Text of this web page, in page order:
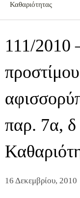
Καθαριότητας
111/2010
παρ. 7α,
16 Δεκεμβρίου, 2010